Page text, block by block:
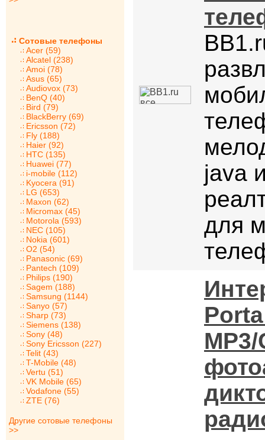
Сотовые телефоны
Acer (59)
Alcatel (238)
Amoi (78)
Asus (65)
Audiovox (73)
BenQ (40)
Bird (79)
BlackBerry (69)
Ericsson (72)
Fly (188)
Haier (92)
HTC (135)
Huawei (77)
i-mobile (112)
Kyocera (91)
LG (653)
Maxon (62)
Micromax (45)
Motorola (593)
NEC (105)
Nokia (601)
O2 (54)
Panasonic (69)
Pantech (109)
Philips (190)
Sagem (188)
Samsung (1144)
Sanyo (57)
Sharp (73)
Siemens (138)
Sony (48)
Sony Ericsson (227)
Telit (43)
T-Mobile (48)
Vertu (51)
VK Mobile (65)
Vodafone (55)
ZTE (76)
Другие сотовые телефоны
>>
java
для